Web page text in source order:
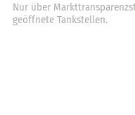
Nur über
geöffnete Tankstellen.